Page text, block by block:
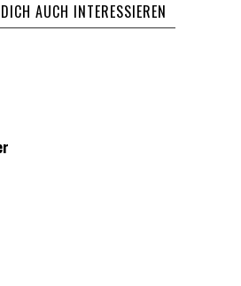
AUCH INTERESSIEREN